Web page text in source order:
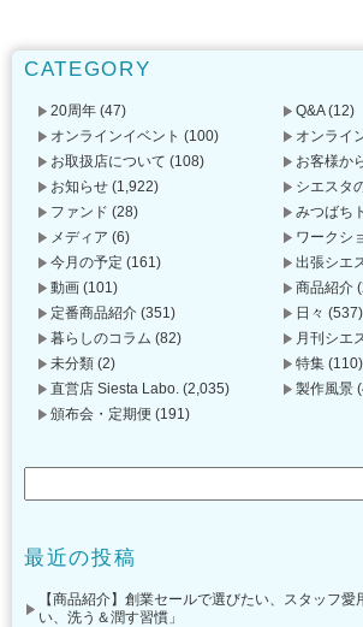
CATEGORY
20周年 (47) Q&A(12)
オンラインイベント (100) オンライ
お取扱店について (108) お客様か
お知らせ (1,922) シエスタ
ファンド (28) みつばち
メディア (6) ワークシ
今月の予定 (161) 出張シエ
動画 (101) 商品紹介
定番商品紹介 (351) 日々 (537)
暮らしのコラム (82) 月刊シエ
未分類 (2) 特集 (110)
直営店 Siesta Labo. (2,035) 製作風景
頒布会・定期便 (191)
最近の投稿
【商品紹介】創業セールで選びたい、スタッフ
い、洗う＆潤す習慣」